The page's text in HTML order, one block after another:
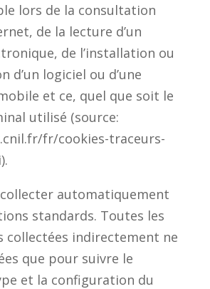
lors de la consultation
de la lecture d’un
de l’installation ou
d’un logiciel ou d’une
et ce, quel que soit le
utilisé (source:
fr/cookies-traceurs-
automatiquement
standards. Toutes les
collectées indirectement ne
que pour suivre le
et la configuration du